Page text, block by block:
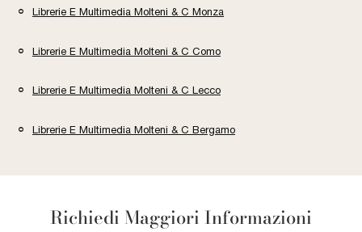
Librerie E Multimedia Molteni & C Monza
Librerie E Multimedia Molteni & C Como
Librerie E Multimedia Molteni & C Lecco
Librerie E Multimedia Molteni & C Bergamo
Richiedi Maggiori Informazioni